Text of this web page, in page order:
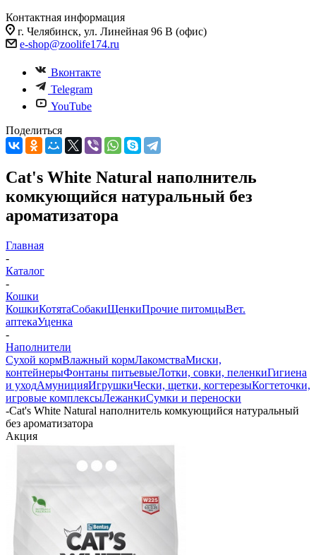
Контактная информация
г. Челябинск, ул. Линейная 96 В (офис)
e-shop@zoolife174.ru
Вконтакте
Telegram
YouTube
Поделиться
Cat's White Natural наполнитель
комкующийся натуральный без
ароматизатора
Главная
-
Каталог
-
Кошки
КошкиКотятаСобакиЩенкиПрочие питомцыВет.
аптекаУценка
-
Наполнители
Сухой кормВлажный кормЛакомстваМиски,
контейнерыФонтаны питьевыеЛотки, совки, пеленкиГигиена
и уходАмуницияИгрушкиЧески, щетки, когтерезыКогтеточки,
игровые комплексыЛежанкиСумки и переноски
-Cat's White Natural наполнитель комкующийся натуральный
без ароматизатора
Акция